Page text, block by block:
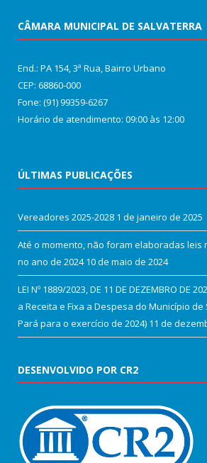
CÂMARA MUNICIPAL DE SALVATERRA
End.: PA 154, 3ª Rua, Bairro Urbano
CEP: 68860‑000
Fone: (91) 99359-6267
Horário de atendimento: 09:00 às 12:00
ÚLTIMAS PUBLICAÇÕES
Vereadores 2025-2028 1 de janeiro de 2025
Até o momento, não foram elaboradas leis
no ano de 2024 10 de maio de 2024
LEI Nº 1889/2023, DE 11 DE DEZEMBRO DE
a Receita e Fixa a Despesa do Município
Pará para o exercício de 2024) 11 de
DESENVOLVIDO POR CR2